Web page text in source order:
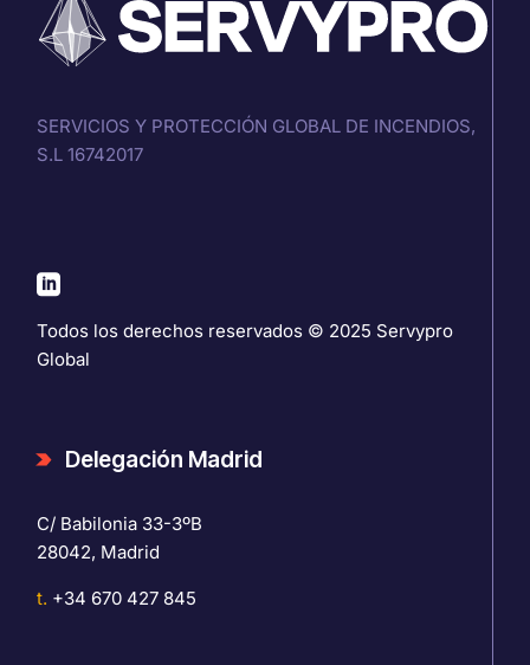
SERVICIOS Y PROTECCIÓN GLOBAL DE INCENDIOS,
S.L 16742017
Todos los derechos reservados © 2025 Servypro
Global
Delegación Madrid
C/ Babilonia 33-3ºB
28042, Madrid
t. +34 670 427 845